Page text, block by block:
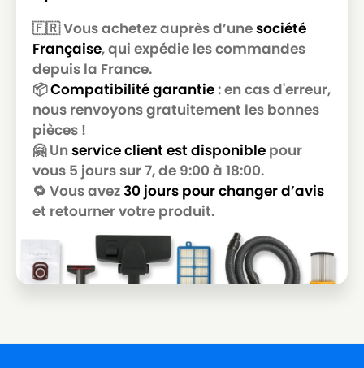
NILFISK
NILFISK 107410436
NILFISK
NILFISK 107410436 - VP300
NILFISK
NILFISK 107410436 - VP300 UK
NILFISK
NILFISK 107410440
NILFISK
NILFISK 107410440 - THOR
NILFISK
NILFISK 107410441 - VP300 HEPA EU2
PIEPENBROCK
NILFISK 107410443
NILFISK
NILFISK 107410443 - SALTIX 10
🇫🇷 Vous achetez auprès d’unesociété
Française, qui expédie les commandes
depuis la France.
📦Compatibilité garantie: en cas d'erreur,
nous renvoyons gratuitement les bonnes
pièces !
🤗 Un service client est disponible pour
vous 5 jours sur 7, de 9:00 à 18:00.
🔁 Vous avez30 jours pour changer d’avis
et retourner votre produit.